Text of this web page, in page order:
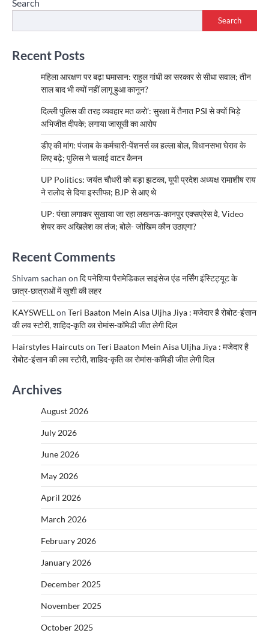
Search
Search
Recent Posts
महिला आरक्षण पर बढ़ा घमासान: राहुल गांधी का सरकार से सीधा सवाल; तीन
साल बाद भी क्यों नहीं लागू हुआ कानून?
दिल्ली पुलिस की तरह व्यवहार मत करो’: सुरक्षा में तैनात PSI से क्यों भिड़े
अभिजीत दीपके; लगाया जासूसी का आरोप
डीए की मांग: पंजाब के कर्मचारी-पेंशनर्स का हल्ला बोल, विधानसभा घेराव के
लिए बढ़े; पुलिस ने चलाई वाटर कैनन
UP Politics: जयंत चौधरी को बड़ा झटका, यूपी प्रदेश अध्यक्ष रामाशीष राय
ने रालोद से दिया इस्तीफा; BJP से आए थे
UP: पंखा लगाकर सुखाया जा रहा लखनऊ-कानपुर एक्सप्रेस वे, Video
शेयर कर अखिलेश का तंज; बोले- जोखिम कौन उठाएगा?
Recent Comments
Shivam sachan on दि पनेशिया पैरामेडिकल साइंसेज एंड नर्सिंग इंस्टिट्यूट के
छात्र-छात्राओं में खुशी की लहर
KAYSWELLon Teri Baaton Mein Aisa Uljha Jiya : मजेदार है रोबोट-इंसान
की लव स्टोरी, शाहिद-कृति का रोमांस-कॉमेडी जीत लेगी दिल
Hairstyles Haircutson Teri Baaton Mein Aisa Uljha Jiya : मजेदार है
रोबोट-इंसान की लव स्टोरी, शाहिद-कृति का रोमांस-कॉमेडी जीत लेगी दिल
Archives
August 2026
July 2026
June 2026
May 2026
April 2026
March 2026
February 2026
January 2026
December 2025
November 2025
October 2025